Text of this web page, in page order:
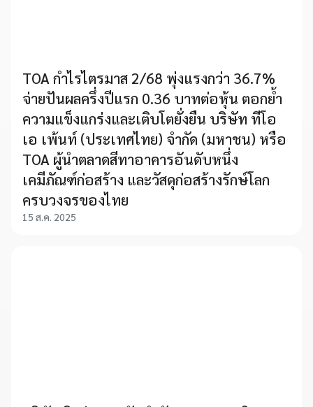
TOA กำไรไตรมาส 2/68 พุ่งแรงกว่า 36.7%
จ่ายปันผลครึ่งปีแรก 0.36 บาทต่อหุ้น ตอกย้ำ
ความแข็งแกร่งและเติบโตยั่งยืน บริษัท ทีโอ
เอ เพ้นท์ (ประเทศไทย) จำกัด (มหาชน) หรือ
TOA ผู้นำตลาดสีทาอาคารอันดับหนึ่ง
เคมีภัณฑ์ก่อสร้าง และวัสดุก่อสร้างรักษ์โลก
ครบวงจรของไทย
15 ส.ค. 2025